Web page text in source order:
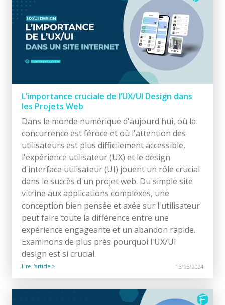
L’importance cruciale de l’UX/UI Design dans
les Projets Web
Dans le monde numérique d'aujourd'hui, où la
concurrence est féroce et où l'attention des
utilisateurs est plus difficilement accessible,
l'expérience utilisateur (UX) et le design
d'interface utilisateur (UI) jouent un rôle crucial
dans le succès d'un projet web. Du simple site
vitrine aux applications complexes, une
conception bien pensée et axée sur l'utilisateur
peut faire toute la différence entre une
expérience engageante et un abandon rapide.
Examinons de plus près pourquoi l'UX/UI
design est si crucial.
Lire l'article > 13/05/2024